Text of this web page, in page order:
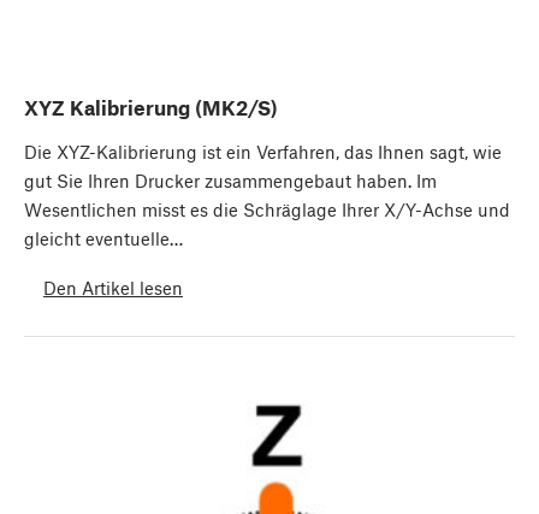
XYZ Kalibrierung (MK2/S)
Die XYZ-Kalibrierung ist ein Verfahren, das Ihnen sagt, wie
gut Sie Ihren Drucker zusammengebaut haben. Im
Wesentlichen misst es die Schräglage Ihrer X/Y-Achse und
gleicht eventuelle…
Den Artikel lesen